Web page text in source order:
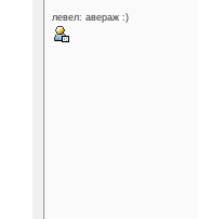
левел: авераж :)